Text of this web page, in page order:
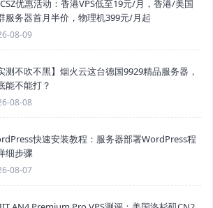
优惠活动：香港VPS低至19元/月，香港/美国
服务器首月半价，物理机399元/月起
08-09
测不吹不黑】烟火云这台德国9929精品服务器，
能不能打？
08-08
快速安装教程：服务器部署WordPress程
细步骤
08-07